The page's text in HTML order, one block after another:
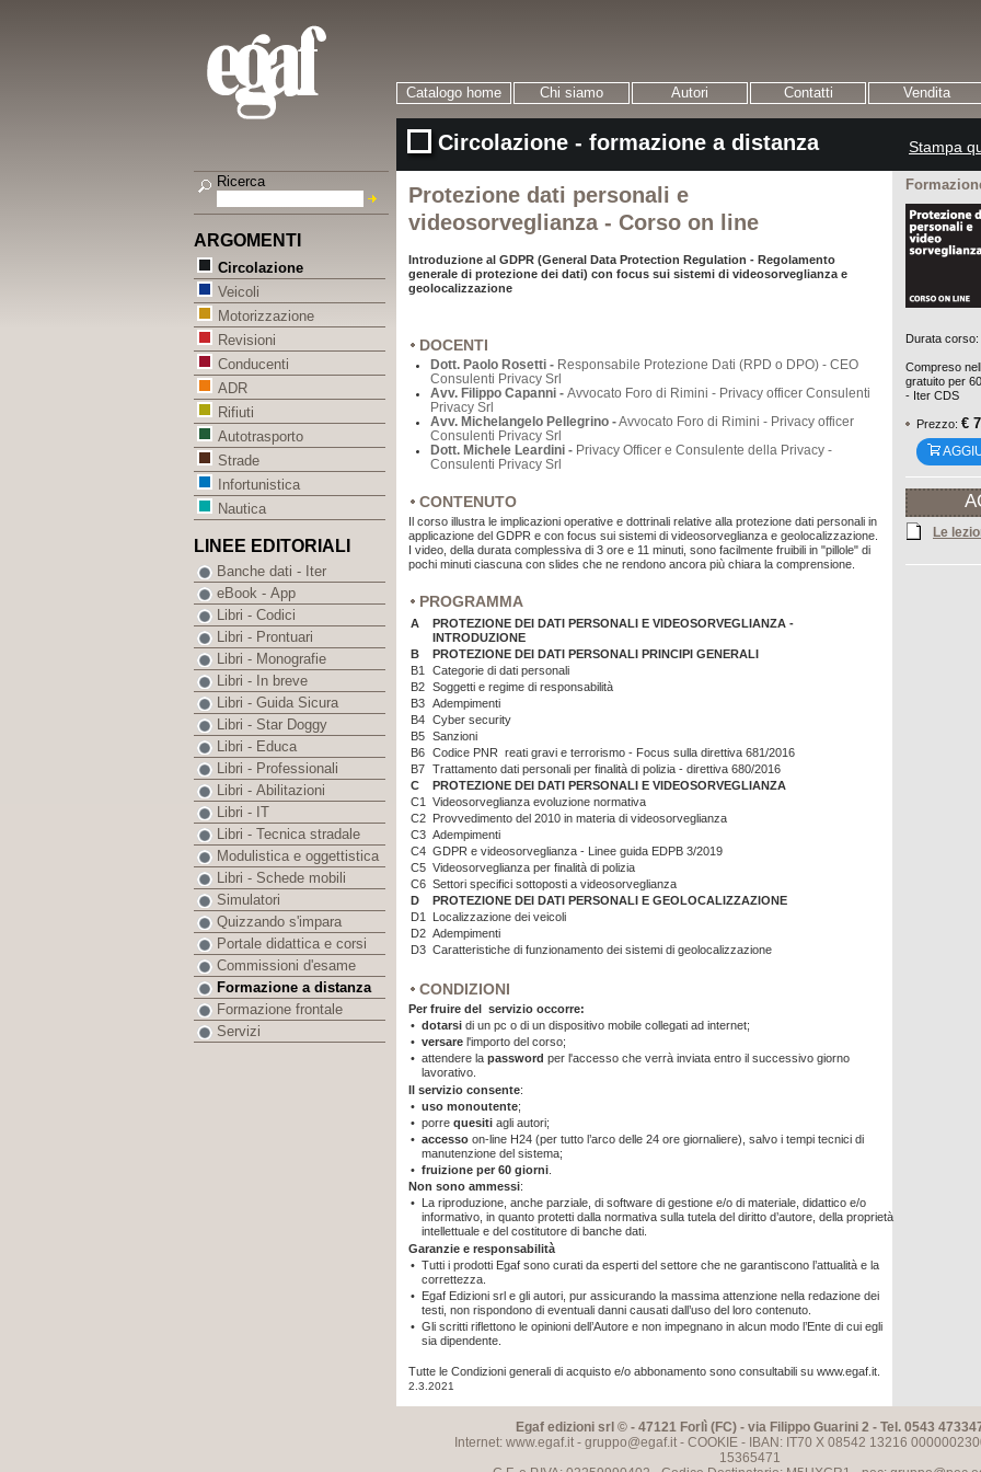
Catalogo home Chi siamo Autori Contatti Vendita
Circolazione - formazione a distanza Stampa
Protezione dati personali e
videosorveglianza - Corso on line
Introduzione al GDPR (General Data Protection Regulation - Regolamento
generale di protezione dei dati) con focus sui sistemi di videosorveglianza e
geolocalizzazione
DOCENTI
Dott. Paolo Rosetti - Responsabile Protezione Dati (RPD o DPO) - CEO
Consulenti Privacy Srl
Avv. Filippo Capanni - Avvocato Foro di Rimini - Privacy officer Consulenti
Privacy Srl
Avv. Michelangelo Pellegrino -Avvocato Foro di Rimini - Privacy officer
Consulenti Privacy Srl
Dott. Michele Leardini - Privacy Officer e Consulente della Privacy -
Consulenti Privacy Srl
CONTENUTO
Il corso illustra le implicazioni operative e dottrinali relative alla protezione dati personali in
applicazione del GDPR e con focus sui sistemi di videosorveglianza e geolocalizzazione.
I video, della durata complessiva di 3 ore e 11 minuti, sono facilmente fruibili in "pillole" di
pochi minuti ciascuna con slides che ne rendono ancora più chiara la comprensione.
PROGRAMMA
A
PROTEZIONE DEI DATI PERSONALI E VIDEOSORVEGLIANZA -
INTRODUZIONE
B
PROTEZIONE DEI DATI PERSONALI PRINCIPI GENERALI
B1
Categorie di dati personali
B2 Soggetti e regime di responsabilità
B3 Adempimenti
B4 Cyber security
B5 Sanzioni
B6 Codice PNR reati gravi e terrorismo - Focus sulla direttiva 681/2016
B7 Trattamento dati personali per finalità di polizia - direttiva 680/2016
C
PROTEZIONE DEI DATI PERSONALI E VIDEOSORVEGLIANZA
C1
Videosorveglianza evoluzione normativa
C2 Provvedimento del 2010 in materia di videosorveglianza
C3 Adempimenti
C4 GDPR e videosorveglianza - Linee guida EDPB 3/2019
C5 Videosorveglianza per finalità di polizia
C6 Settori specifici sottoposti a videosorveglianza
D
PROTEZIONE DEI DATI PERSONALI E GEOLOCALIZZAZIONE
D1
Localizzazione dei veicoli
D2 Adempimenti
D3 Caratteristiche di funzionamento dei sistemi di geolocalizzazione
CONDIZIONI
Per fruire del servizio occorre:
• dotarsi di un pc o di un dispositivo mobile collegati ad internet;
• versare l'importo del corso;
• attendere la password per l'accesso che verrà inviata entro il successivo giorno
lavorativo.
Il servizio consente:
• uso monoutente;
• porre quesiti agli autori;
• accesso on-line H24 (per tutto l’arco delle 24 ore giornaliere), salvo i tempi tecnici di
manutenzione del sistema;
• fruizione per 60 giorni
Non sono ammessi:
• La riproduzione, anche parziale, di software di gestione e/o di materiale, didattico e/o
informativo, in quanto protetti dalla normativa sulla tutela del diritto d’autore, della proprietà
intellettuale e del costitutore di banche dati.
Garanzie e responsabilità
• Tutti i prodotti Egaf sono curati da esperti del settore che ne garantiscono l’attualità e la
correttezza.
• Egaf Edizioni srl e gli autori, pur assicurando la massima attenzione nella redazione dei
testi, non rispondono di eventuali danni causati dall’uso del loro contenuto.
• Gli scritti riflettono le opinioni dell’Autore e non impegnano in alcun modo l’Ente di cui egli
sia dipendente.
Tutte le Condizioni generali di acquisto e/o abbonamento sono consultabili su www.egaf.it.
2.3.2021
Durata
Compreso
gratuito per
- Iter CDS
Prezzo: €
Le
Egaf edizioni srl © - 47121 Forlì (FC) - via Filippo Guarini 2 - Tel. 0543
Internet: www.egaf.it - gruppo@egaf.it- COOKIE- IBAN: IT70 X 08542 13216
15365471
Ricerca
ARGOMENTI
Circolazione
Veicoli
Motorizzazione
Revisioni
Conducenti
ADR
Rifiuti
Autotrasporto
Strade
Infortunistica
Nautica
LINEE EDITORIALI
Banche dati - Iter
eBook - App
Libri - Codici
Libri - Prontuari
Libri - Monografie
Libri - In breve
Libri - Guida Sicura
Libri - Star Doggy
Libri - Educa
Libri - Professionali
Libri - Abilitazioni
Libri - IT
Libri - Tecnica stradale
Modulistica e oggettistica
Libri - Schede mobili
Simulatori
Quizzando s'impara
Portale didattica e corsi
Commissioni d'esame
Formazione a distanza
Formazione frontale
Servizi